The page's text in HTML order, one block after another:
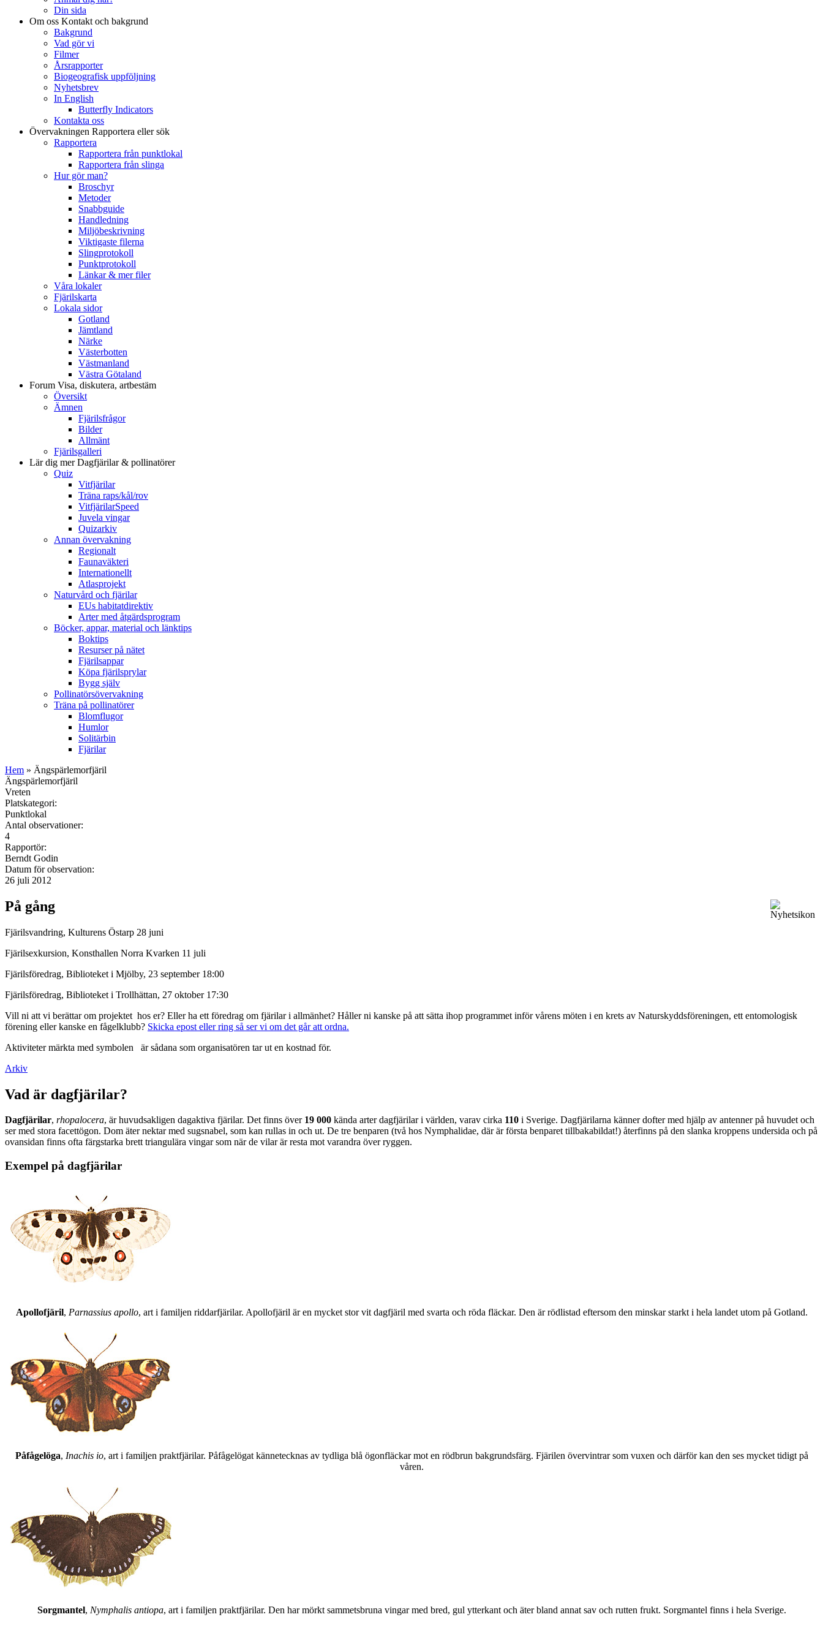
Din sida
Om oss Kontakt och bakgrund
Bakgrund
Vad gör vi
Filmer
Årsrapporter
Biogeografisk uppföljning
Nyhetsbrev
In English
Butterfly Indicators
Kontakta oss
Övervakningen Rapportera eller sök
Rapportera
Rapportera från punktlokal
Rapportera från slinga
Hur gör man?
Broschyr
Metoder
Snabbguide
Handledning
Miljöbeskrivning
Viktigaste filerna
Slingprotokoll
Punktprotokoll
Länkar & mer filer
Våra lokaler
Fjärilskarta
Lokala sidor
Gotland
Jämtland
Närke
Västerbotten
Västmanland
Västra Götaland
Forum Visa, diskutera, artbestäm
Översikt
Ämnen
Fjärilsfrågor
Bilder
Allmänt
Fjärilsgalleri
Lär dig merDagfjärilar & pollinatörer
Quiz
Vitfjärilar
Träna raps/kål/rov
VitfjärilarSpeed
Juvela vingar
Quizarkiv
Annan övervakning
Regionalt
Faunaväkteri
Internationellt
Atlasprojekt
Naturvård och fjärilar
EUs habitatdirektiv
Arter med åtgärdsprogram
Böcker, appar, material och länktips
Boktips
Resurser på nätet
Fjärilsappar
Köpa fjärilsprylar
Bygg själv
Pollinatörsövervakning
Träna på pollinatörer
Blomflugor
Humlor
Solitärbin
Fjärilar
Hem » Ängspärlemorfjäril
Ängspärlemorfjäril
Vreten
Platskategori:
Punktlokal
Antal observationer:
4
Rapportör:
Berndt Godin
Datum för observation:
26 juli 2012
På gång
Fjärilsvandring, Kulturens Östarp 28 juni
Fjärilsexkursion, Konsthallen Norra Kvarken 11 juli
Fjärilsföredrag, Biblioteket i Mjölby, 23 september 18:00
Fjärilsföredrag, Biblioteket i Trollhättan, 27 oktober 17:30
Vill ni att vi berättar om projektet hos er? Eller ha ett föredrag om fjärilar i allmänhet? Håller ni kanske på att sätta ihop programmet inför vårens möten i en krets av Naturskyddsföreningen, ett entomologisk
förening eller kanske en fågelklubb? Skicka epost eller ring så ser vi om det går att ordna.
Aktiviteter märkta med symbolen
är sådana som organisatören tar ut en kostnad för.
Arkiv
Vad är dagfjärilar?
Dagfjärilar, rhopalocera, är huvudsakligen dagaktiva fjärilar. Det finns över 19 000 kända arter dagfjärilar i världen, varav cirka 110 i Sverige. Dagfjärilarna känner dofter med hjälp av antenner på huvudet och
ser med stora facettögon. Dom äter nektar med sugsnabel, som kan rullas in och ut. De tre benparen (två hos Nymphalidae, där är första benparet tillbakabildat!) återfinns på den slanka kroppens undersida och på
ovansidan finns ofta färgstarka brett triangulära vingar som när de vilar är resta mot varandra över ryggen.
Exempel på dagfjärilar
Apollofjäril, Parnassius apollo, art i familjen riddarfjärilar. Apollofjäril är en mycket stor vit dagfjäril med svarta och röda fläckar. Den är rödlistad eftersom den minskar starkt i hela landet utom på Gotland.
Påfågelöga, Inachis io, art i familjen praktfjärilar. Påfågelögat kännetecknas av tydliga blå ögonfläckar mot en rödbrun bakgrundsfärg. Fjärilen övervintrar som vuxen och därför kan den ses mycket tidigt på
våren.
Sorgmantel, Nymphalis antiopa, art i familjen praktfjärilar. Den har mörkt sammetsbruna vingar med bred, gul ytterkant och äter bland annat sav och rutten frukt. Sorgmantel finns i hela Sverige.